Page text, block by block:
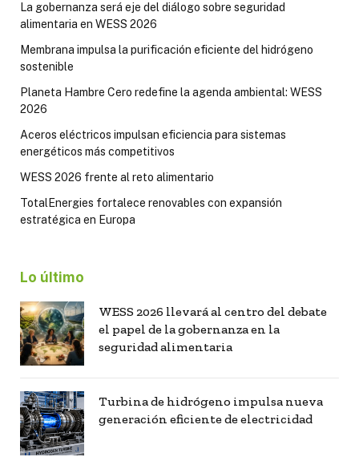
La gobernanza será eje del diálogo sobre seguridad
alimentaria en WESS 2026
Membrana impulsa la purificación eficiente del hidrógeno
sostenible
Planeta Hambre Cero redefine la agenda ambiental: WESS
2026
Aceros eléctricos impulsan eficiencia para sistemas
energéticos más competitivos
WESS 2026 frente al reto alimentario
TotalEnergies fortalece renovables con expansión
estratégica en Europa
Lo último
WESS 2026 llevará al centro del debate
el papel de la gobernanza en la
seguridad alimentaria
Turbina de hidrógeno impulsa nueva
generación eficiente de electricidad